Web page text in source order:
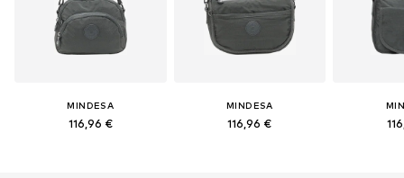
MINDESA
116,96 €
MINDESA
116,96 €